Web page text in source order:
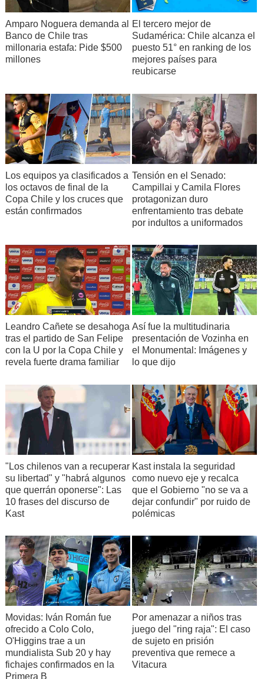
Amparo Noguera demanda al
Banco de Chile tras
millonaria estafa: Pide $500
millones
El tercero mejor de
Sudamérica: Chile alcanza el
puesto 51° en ranking de los
mejores países para
reubicarse
Los equipos ya clasificados a
los octavos de final de la
Copa Chile y los cruces que
están confirmados
Tensión en el Senado:
Campillai y Camila Flores
protagonizan duro
enfrentamiento tras debate
por indultos a uniformados
Leandro Cañete se desahoga
tras el partido de San Felipe
con la U por la Copa Chile y
revela fuerte drama familiar
Así fue la multitudinaria
presentación de Vozinha en
el Monumental: Imágenes y
lo que dijo
"Los chilenos van a recuperar
su libertad" y "habrá algunos
que querrán oponerse": Las
10 frases del discurso de
Kast
Kast instala la seguridad
como nuevo eje y recalca
que el Gobierno "no se va a
dejar confundir" por ruido de
polémicas
Movidas: Iván Román fue
ofrecido a Colo Colo,
O'Higgins trae a un
mundialista Sub 20 y hay
fichajes confirmados en la
Primera B
Por amenazar a niños tras
juego del "ring raja": El caso
de sujeto en prisión
preventiva que remece a
Vitacura